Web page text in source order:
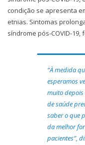
condição se apresenta
etnias. Sintomas
síndrome pós-COVID-
“À medida
esperamos
muito depois
de saúde
saber o que
da melhor
pacientes”,